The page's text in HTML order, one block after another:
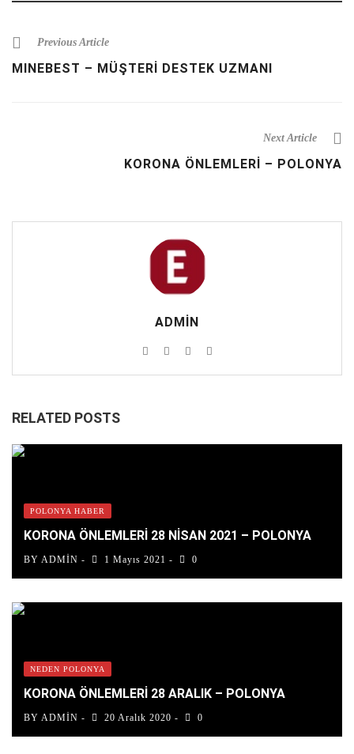
Previous Article
MINEBEST – MÜŞTERİ DESTEK UZMANI
Next Article
KORONA ÖNLEMLERİ – POLONYA
ADMIN
RELATED POSTS
POLONYA HABER
KORONA ÖNLEMLERİ 28 NISAN 2021 – POLONYA
BY ADMIN 1 Mayıs 2021 0
NEDEN POLONYA
KORONA ÖNLEMLERİ 28 ARALIK – POLONYA
BY ADMIN 20 Aralık 2020 0